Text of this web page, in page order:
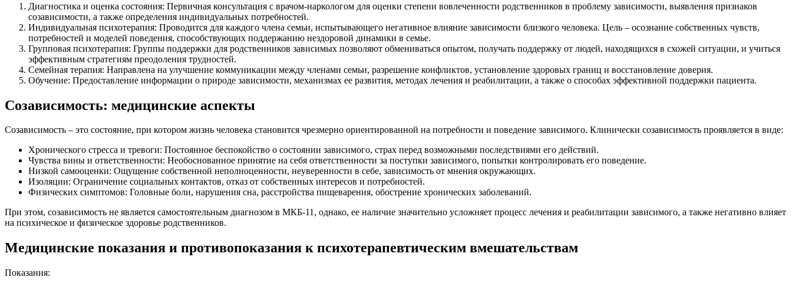
Диагностика и оценка состояния: Первичная консультация с врачом-наркологом для оценки степени вовлеченности родственников в проблему зависимости, выявления признаков
созависимости, а также определения индивидуальных потребностей.
Индивидуальная психотерапия: Проводится для каждого члена семьи, испытывающего негативное влияние зависимости близкого человека. Цель – осознание собственных чувств,
потребностей и моделей поведения, способствующих поддержанию нездоровой динамики в семье.
Групповая психотерапия: Группы поддержки для родственников зависимых позволяют обмениваться опытом, получать поддержку от людей, находящихся в схожей ситуации, и учиться
эффективным стратегиям преодоления трудностей.
Семейная терапия: Направлена на улучшение коммуникации между членами семьи, разрешение конфликтов, установление здоровых границ и восстановление доверия.
Обучение: Предоставление информации о природе зависимости, механизмах ее развития, методах лечения и реабилитации, а также о способах эффективной поддержки пациента.
Созависимость: медицинские аспекты
Созависимость – это состояние, при котором жизнь человека становится чрезмерно ориентированной на потребности и поведение зависимого. Клинически созависимость проявляется в виде:
Хронического стресса и тревоги: Постоянное беспокойство о состоянии зависимого, страх перед возможными последствиями его действий.
Чувства вины и ответственности: Необоснованное принятие на себя ответственности за поступки зависимого, попытки контролировать его поведение.
Низкой самооценки: Ощущение собственной неполноценности, неуверенности в себе, зависимость от мнения окружающих.
Изоляции: Ограничение социальных контактов, отказ от собственных интересов и потребностей.
Физических симптомов: Головные боли, нарушения сна, расстройства пищеварения, обострение хронических заболеваний.
При этом, созависимость не является самостоятельным диагнозом в МКБ-11, однако, ее наличие значительно усложняет процесс лечения и реабилитации зависимого, а также негативно влияет
на психическое и физическое здоровье родственников.
Медицинские показания и противопоказания к психотерапевтическим вмешательствам
Показания: